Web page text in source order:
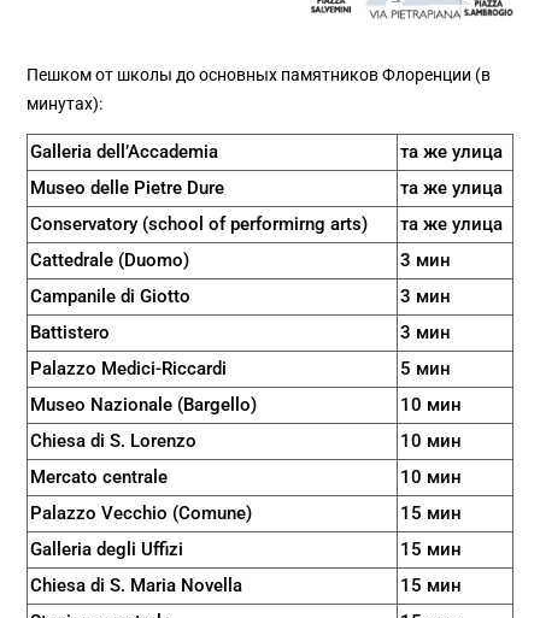
Пешком от школы до основных памятников Флоренции (в
минутах):
Galleria dell’Accademia
та же улица
Museo delle Pietre Dure
та же улица
Conservatory (school of performirng arts)
та же улица
Cattedrale (Duomo)
3 мин
Campanile di Giotto
3 мин
Battistero
3 мин
Palazzo Medici-Riccardi
5 мин
Museo Nazionale (Bargello)
10 мин
Chiesa di S. Lorenzo
10 мин
Mercato centrale
10 мин
Palazzo Vecchio (Comune)
15 мин
Galleria degli Uffizi
15 мин
Chiesa di S. Maria Novella
15 мин